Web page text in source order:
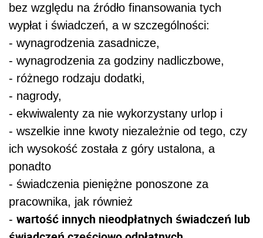
bez względu na źródło finansowania tych
wypłat i świadczeń, a w szczególności:
- wynagrodzenia zasadnicze,
- wynagrodzenia za godziny nadliczbowe,
- różnego rodzaju dodatki,
- nagrody,
- ekwiwalenty za nie wykorzystany urlop i
- wszelkie inne kwoty niezależnie od tego, czy
ich wysokość została z góry ustalona, a
ponadto
- świadczenia pieniężne ponoszone za
pracownika, jak również
- wartość innych nieodpłatnych świadczeń lub